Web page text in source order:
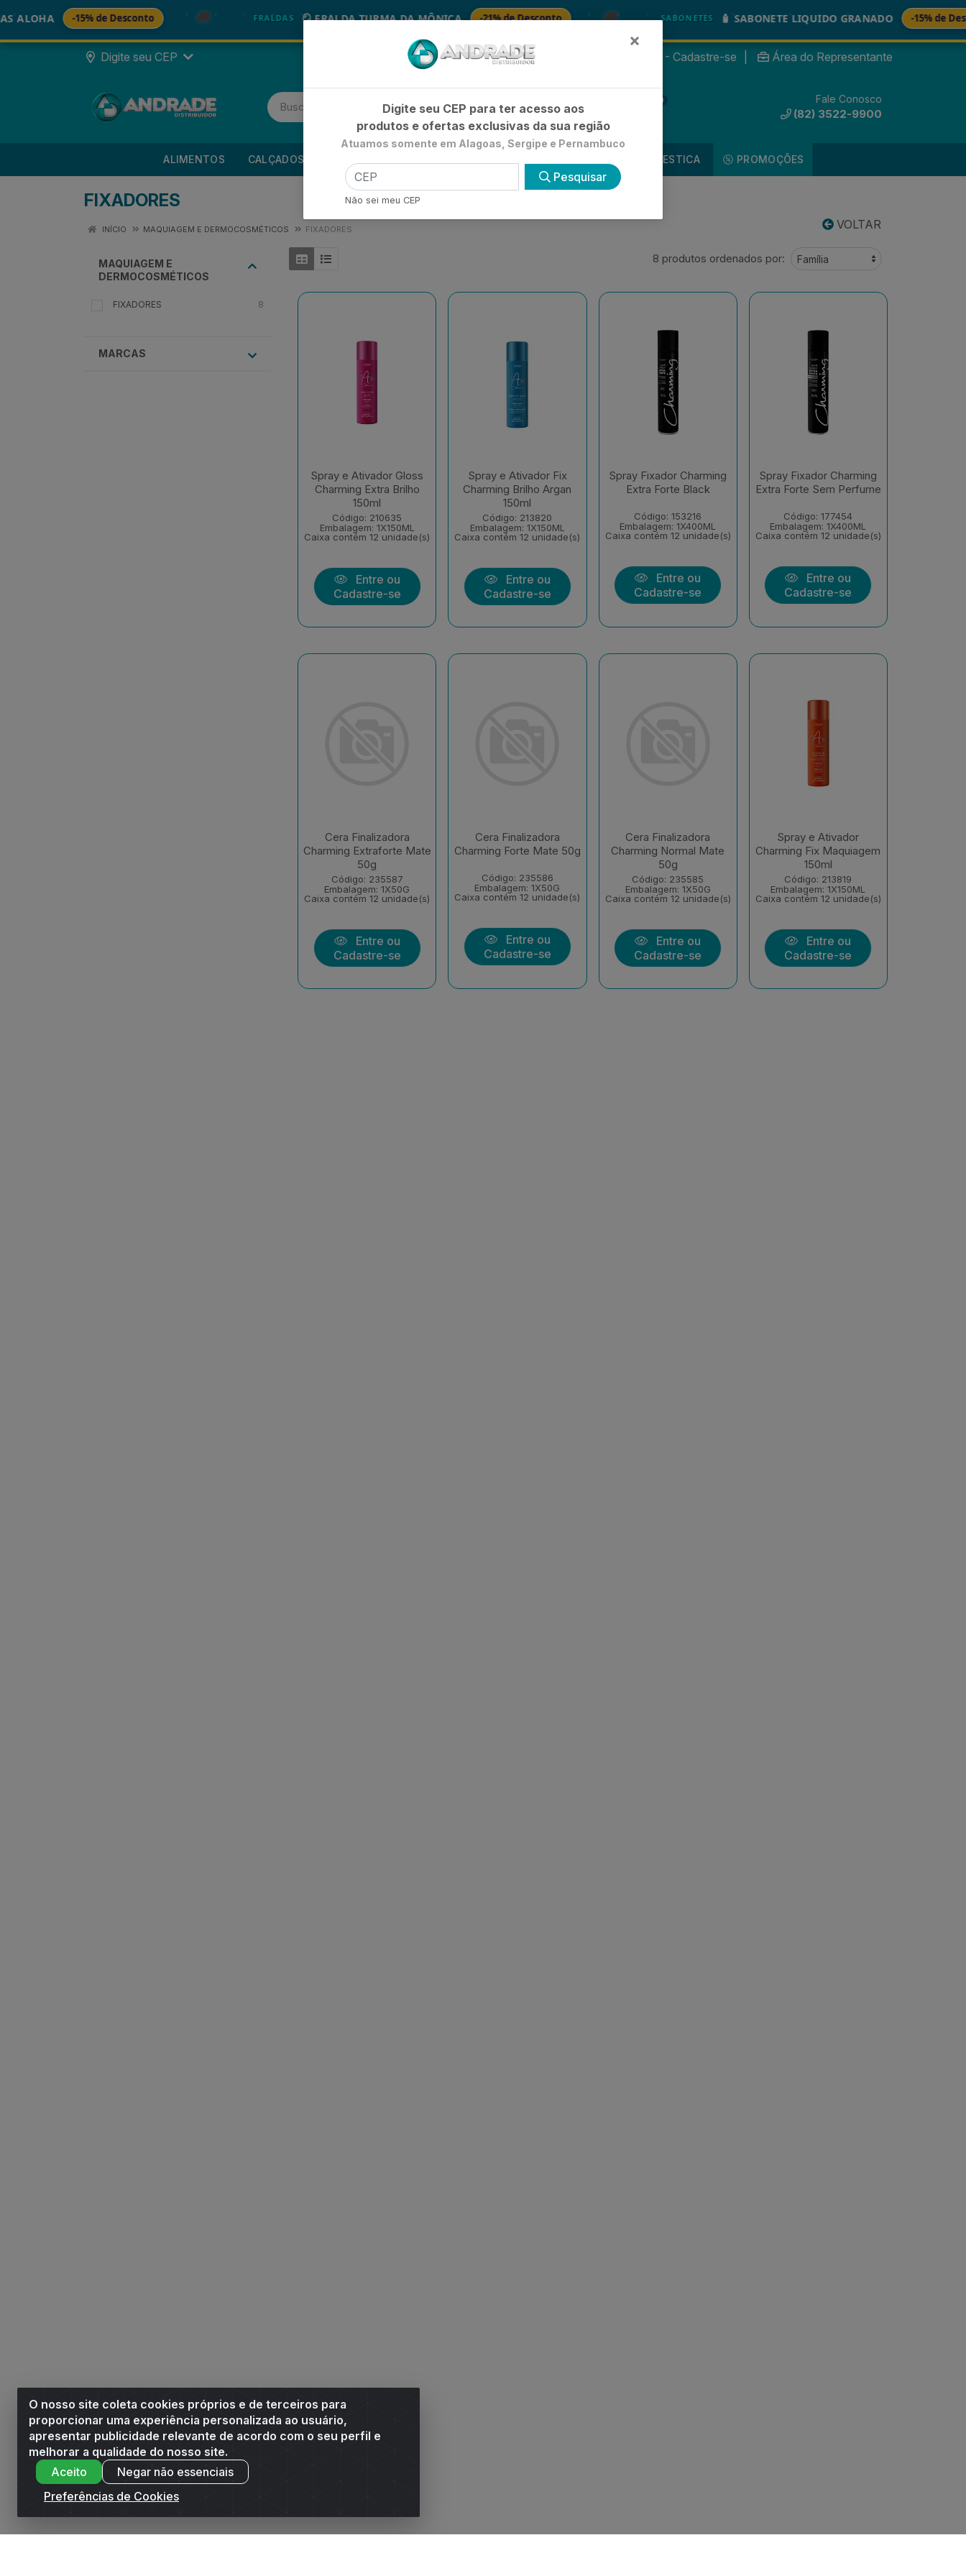
-15% de Desconto FRALDAS 🪞 FRALDA TURMA DA MÔNICA -21% de Desconto 🚚 SABONETES 🧴 SABONETE LIQUIDO GRANADO -15% de Desconto
Digite seu CEP Já é cliente? - Entrar Não é cliente? - Cadastre-se Área do Representante
0 Fale Conosco
(82) 3522-9900
ALIMENTOS CALÇADOS UTILIDADE DOMESTICA PROMOÇÕES
FIXADORES
VOLTAR
INÍCIO MAQUIAGEM E DERMOCOSMÉTICOS FIXADORES
MAQUIAGEM E
DERMOCOSMÉTICOS
FIXADORES 8
MARCAS
8 produtos ordenados por:
Spray e Ativador Gloss
Charming Extra Brilho
150ml
Código: 210635
Embalagem: 1X150ML
Caixa contém 12 unidade(s)
Entre ou
Cadastre-se
Spray e Ativador Fix
Charming Brilho Argan
150ml
Código: 213820
Embalagem: 1X150ML
Caixa contém 12 unidade(s)
Entre ou
Cadastre-se
Spray Fixador Charming
Extra Forte Black
Código: 153216
Embalagem: 1X400ML
Caixa contém 12 unidade(s)
Entre ou
Cadastre-se
Spray Fixador Charming
Extra Forte Sem Perfume
Código: 177454
Embalagem: 1X400ML
Caixa contém 12 unidade(s)
Entre ou
Cadastre-se
Cera Finalizadora
Charming Extraforte Mate
50g
Código: 235587
Embalagem: 1X50G
Caixa contém 12 unidade(s)
Entre ou
Cadastre-se
Cera Finalizadora
Charming Forte Mate 50g
Código: 235586
Embalagem: 1X50G
Caixa contém 12 unidade(s)
Entre ou
Cadastre-se
Cera Finalizadora
Charming Normal Mate
50g
Código: 235585
Embalagem: 1X50G
Caixa contém 12 unidade(s)
Entre ou
Cadastre-se
Spray e Ativador
Charming Fix Maquiagem
150ml
Código: 213819
Embalagem: 1X150ML
Caixa contém 12 unidade(s)
Entre ou
Cadastre-se
O nosso site coleta cookies próprios e de terceiros para
proporcionar uma experiência personalizada ao usuário,
apresentar publicidade relevante de acordo com o seu perfil e
melhorar a qualidade do nosso site.
Aceito
Negar não essenciais
Preferências de Cookies
×
Digite seu CEP para ter acesso aos
produtos e ofertas exclusivas da sua região
Atuamos somente em Alagoas, Sergipe e Pernambuco
Pesquisar
Não sei meu CEP